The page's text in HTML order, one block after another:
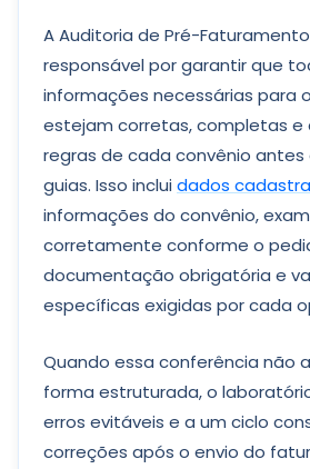
A Auditoria de Pré-
responsável por garantir que
informações necessárias para
estejam corretas, completas e
regras de cada convênio antes
guias. Isso incluidados
informações do convênio,
corretamente conforme o
documentação obrigatória e
específicas exigidas por cada
Quando essa conferência não
forma estruturada, o
erros evitáveis e a um ciclo
correções após o envio do